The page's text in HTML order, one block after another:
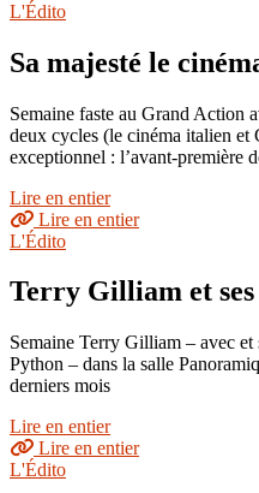
L'Édito
Sa majesté le
Semaine faste au Grand Action
deux cycles (le cinéma italien et
exceptionnel : l’avant-première
Lire en entier
Lire en entier
L'Édito
Terry Gilliam et
Semaine Terry Gilliam – avec
Python – dans la salle
derniers mois
Lire en entier
Lire en entier
L'Édito